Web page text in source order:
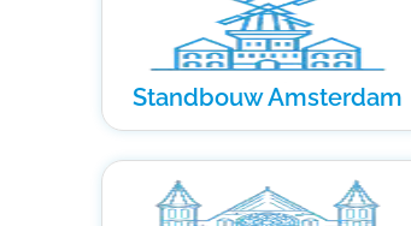
Standbouw Amsterdam